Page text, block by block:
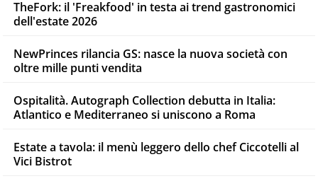
TheFork: il 'Freakfood' in testa ai trend gastronomici
dell'estate 2026
NewPrinces rilancia GS: nasce la nuova società con
oltre mille punti vendita
Ospitalità. Autograph Collection debutta in Italia:
Atlantico e Mediterraneo si uniscono a Roma
Estate a tavola: il menù leggero dello chef Ciccotelli al
Vici Bistrot